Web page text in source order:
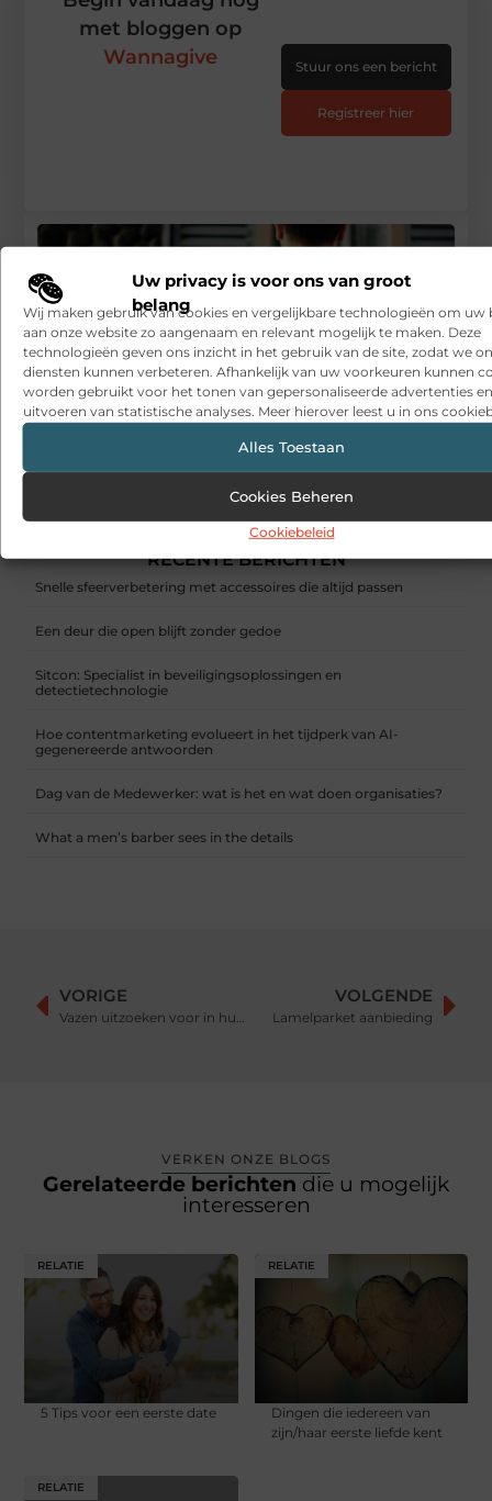
Uw privacy is voor ons van groot
belang
Wij maken gebruik van cookies en vergelijkbare technologieën om uw
aan onze website zo aangenaam en relevant mogelijk te maken. Deze
technologieën geven ons inzicht in het gebruik van de site, zodat we
diensten kunnen verbeteren. Afhankelijk van uw voorkeuren kunnen
worden gebruikt voor het tonen van gepersonaliseerde advertenties
uitvoeren van statistische analyses. Meer hierover leest u in ons
Alles Toestaan
Cookies Beheren
Cookiebeleid
Relatietherapie zoeken
RECENTE BERICHTEN
Snelle sfeerverbetering met accessoires die altijd passen
Een deur die open blijft zonder gedoe
Sitcon: Specialist in beveiligingsoplossingen en
detectietechnologie
Hoe contentmarketing evolueert in het tijdperk van AI-
gegenereerde antwoorden
Dag van de Medewerker: wat is het en wat doen organisaties?
What a men’s barber sees in the details
met bloggen op
Wannagive
Stuur ons een bericht
Registreer hier
VORIGE
Vazen uitzoeken voor in huis
VOLGENDE
Lamelparket aanbieding
VERKEN ONZE BLOGS
Gerelateerde berichten die u mogelijk
interesseren
RELATIE
5 Tips voor een eerste date
RELATIE
Dingen die iedereen van
zijn/haar eerste liefde kent
RELATIE